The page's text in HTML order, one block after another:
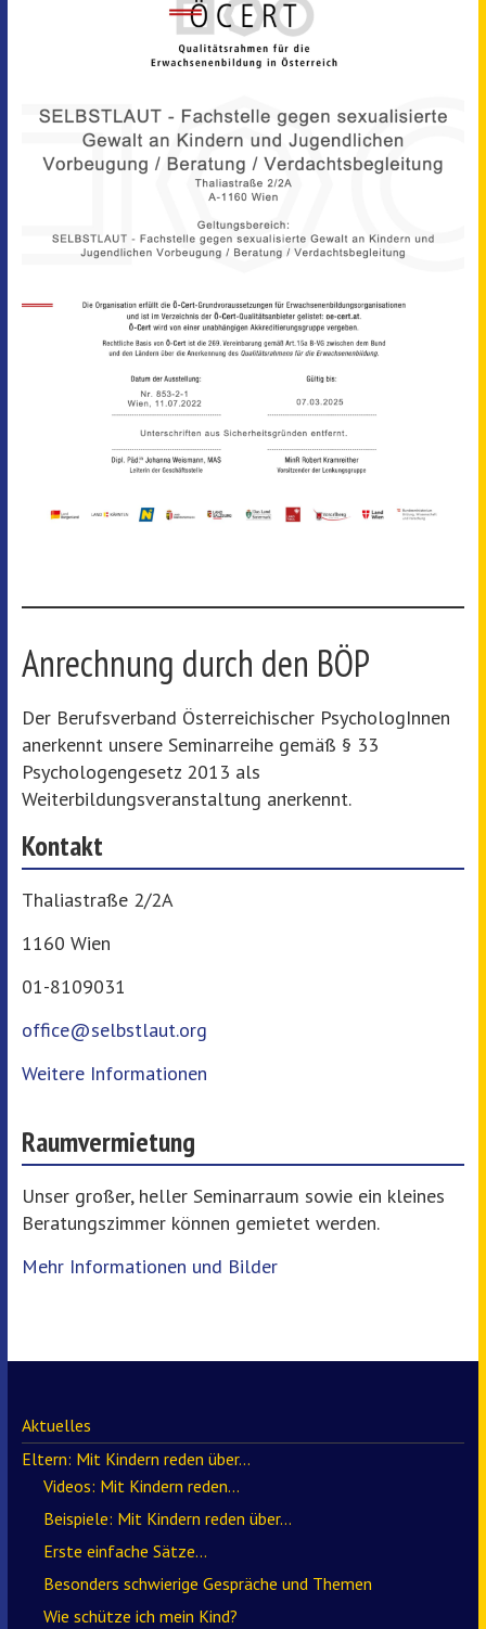
Anrechnung durch den BÖP
Der Berufsverband Österreichischer PsychologInnen
anerkennt unsere Seminarreihe gemäß § 33
Psychologengesetz 2013 als
Weiterbildungsveranstaltung anerkennt.
Kontakt
Thaliastraße 2/2A
1160 Wien
01-8109031
office@selbstlaut.org
Weitere Informationen
Raumvermietung
Unser großer, heller Seminarraum sowie ein kleines
Beratungszimmer können gemietet werden.
Mehr Informationen und Bilder
Aktuelles
Eltern: Mit Kindern reden über…
Videos: Mit Kindern reden…
Beispiele: Mit Kindern reden über…
Erste einfache Sätze…
Besonders schwierige Gespräche und Themen
Wie schütze ich mein Kind?